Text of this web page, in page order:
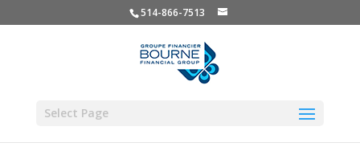
514-866-7513
Select Page